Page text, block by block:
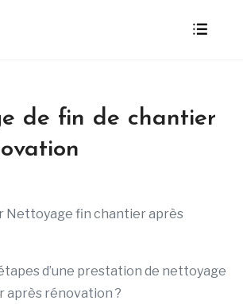
de fin de chantier
Nettoyage fin chantier après
d’une prestation de nettoyage
après rénovation ?